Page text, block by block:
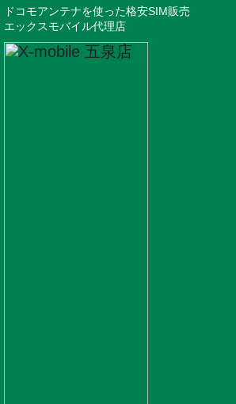
ドコモアンテナを使った格安SIM販売
エックスモバイル代理店